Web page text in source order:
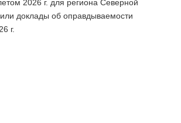
2026 г. для региона Северной
доклады об оправдываемости
г.